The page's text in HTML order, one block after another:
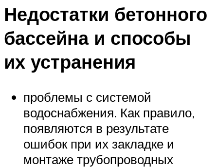
МЕНЮ
Недостатки бетонного
бассейна и способы
их устранения
проблемы с системой
водоснабжения. Как правило,
появляются в результате
ошибок при их закладке и
монтаже трубопроводных